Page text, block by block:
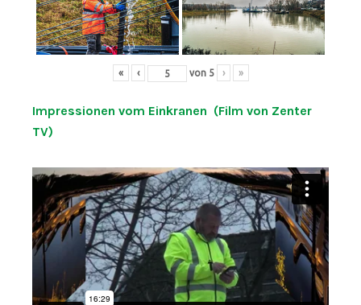
« ‹ von 5 › »
Impressionen vom Einkranen (Film von Zenter
TV)